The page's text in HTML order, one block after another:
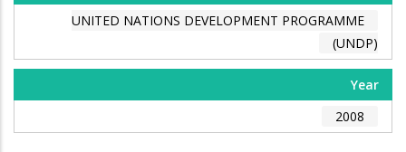
UNITED NATIONS DEVELOPMENT PROGRAMME
(UNDP)
Year
2008